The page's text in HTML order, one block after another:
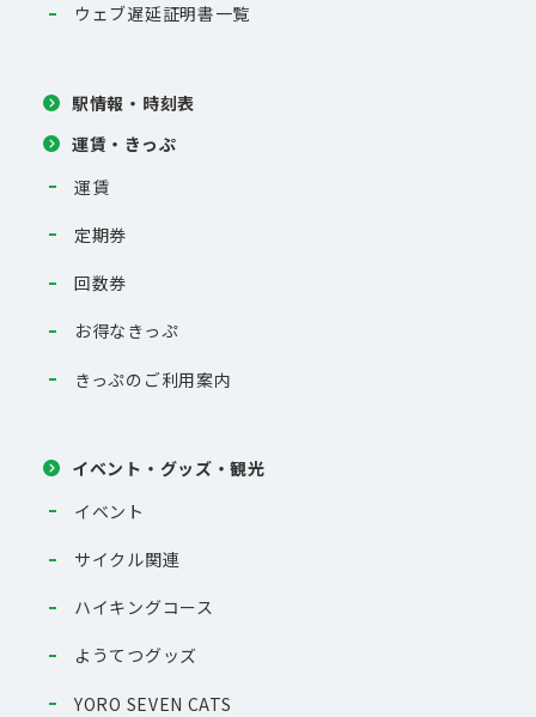
ウェブ遅延証明書一覧
駅情報・時刻表
運賃・きっぷ
運賃
定期券
回数券
お得なきっぷ
きっぷのご利用案内
イベント・グッズ・観光
イベント
サイクル関連
ハイキングコース
ようてつグッズ
YORO SEVEN CATS